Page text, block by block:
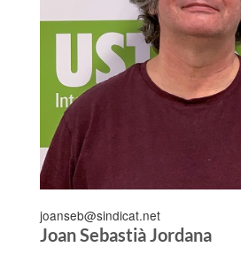
joanseb@sindicat.net
Joan Sebastià Jordana